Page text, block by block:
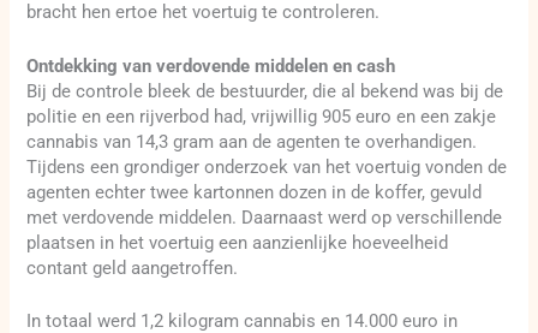
bracht hen ertoe het voertuig te controleren.
Ontdekking van verdovende middelen en cash
Bij de controle bleek de bestuurder, die al bekend was bij de
politie en een rijverbod had, vrijwillig 905 euro en een zakje
cannabis van 14,3 gram aan de agenten te overhandigen.
Tijdens een grondiger onderzoek van het voertuig vonden de
agenten echter twee kartonnen dozen in de koffer, gevuld
met verdovende middelen. Daarnaast werd op verschillende
plaatsen in het voertuig een aanzienlijke hoeveelheid
contant geld aangetroffen.
In totaal werd 1,2 kilogram cannabis en 14.000 euro in